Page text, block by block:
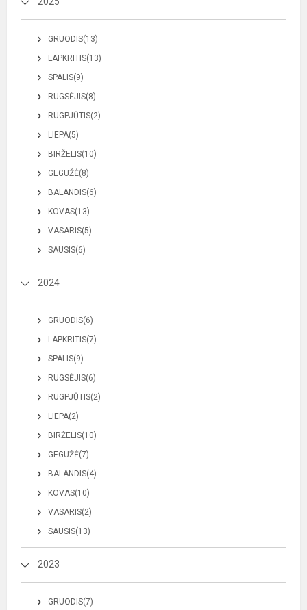
GRUODIS(13)
LAPKRITIS(13)
SPALIS(9)
RUGSĖJIS(8)
RUGPJŪTIS(2)
LIEPA(5)
BIRŽELIS(10)
GEGUŽĖ(8)
BALANDIS(6)
KOVAS(13)
VASARIS(5)
SAUSIS(6)
2024
GRUODIS(6)
LAPKRITIS(7)
SPALIS(9)
RUGSĖJIS(6)
RUGPJŪTIS(2)
LIEPA(2)
BIRŽELIS(10)
GEGUŽĖ(7)
BALANDIS(4)
KOVAS(10)
VASARIS(2)
SAUSIS(13)
2023
GRUODIS(7)